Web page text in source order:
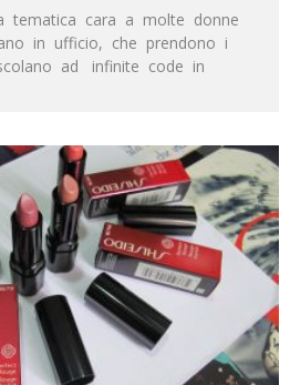
tematica cara a molte donne
in ufficio, che prendono i
ad infinite code in